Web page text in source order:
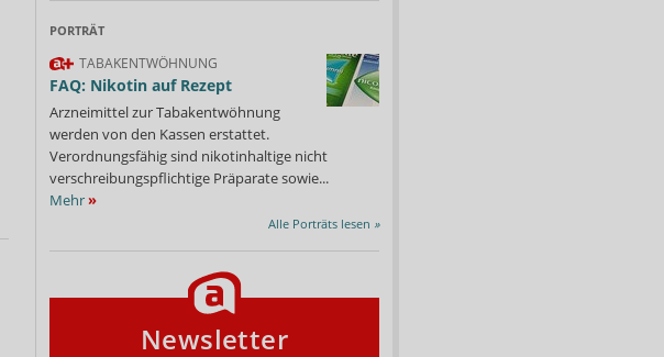
PORTRÄT
TABAKENTWÖHNUNG
FAQ: Nikotin auf Rezept
Arzneimittel zur Tabakentwöhnung
werden von den Kassen erstattet.
Verordnungsfähig sind nikotinhaltige nicht
verschreibungspflichtige Präparate sowie...
Mehr»
Alle Porträts lesen »
Newsletter